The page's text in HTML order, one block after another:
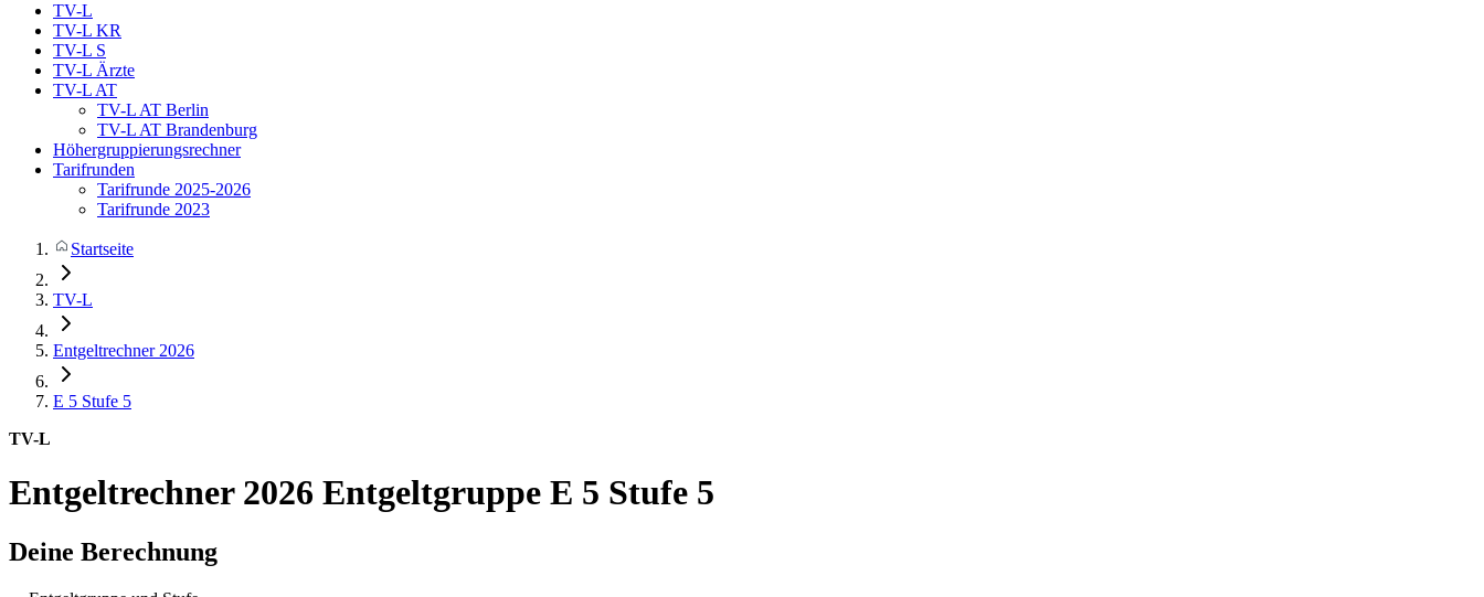
TV-L
TV-L KR
TV-L S
TV-L Ärzte
TV-L AT
TV-L AT Berlin
TV-L AT Brandenburg
Höhergruppierungsrechner
Tarifrunden
Tarifrunde 2025-2026
Tarifrunde 2023
Startseite
TV-L
Entgeltrechner 2026
E 5 Stufe 5
TV-L
Entgeltrechner 2026 Entgeltgruppe E 5 Stufe 5
Deine Berechnung